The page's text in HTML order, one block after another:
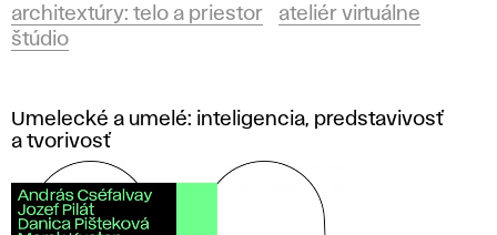
architextúry: telo a priestor
ateliér virtuálne
štúdio
Umelecké a umelé: inteligencia, predstavivosť
a tvorivosť